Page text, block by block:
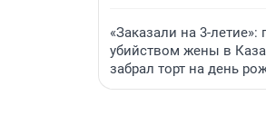
«Заказали на 3-летие»:
убийством жены в
забрал торт на день